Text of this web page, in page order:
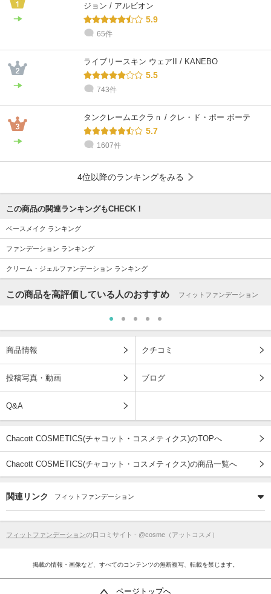
ジョン / アルビオン
5.9
65件
ライブリースキン ウェアII / KANEBO
5.5
743件
タンクレームエクラｎ / クレ・ド・ポー ボーテ
5.7
1607件
4位以降のランキングをみる
この商品の関連ランキングもCHECK！
ベースメイク ランキング
ファンデーション ランキング
クリーム・ジェルファンデーション ランキング
この商品を高評価している人のおすすめ フィットファンデーション
商品情報 クチコミ
投稿写真・動画 ブログ
Q&A
Chacott COSMETICS(チャコット・コスメティクス)のTOPへ
Chacott COSMETICS(チャコット・コスメティクス)の商品一覧へ
関連リンク フィットファンデーション
フィットファンデーションの口コミサイト - @cosme（アットコスメ）
掲載の情報・画像など、すべてのコンテンツの無断複写、転載を禁じます。
ページトップへ